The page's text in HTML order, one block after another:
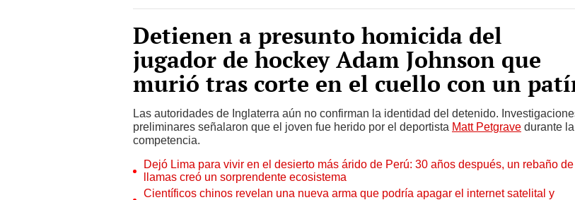
Detienen a presunto homicida del
jugador de hockey Adam Johnson que
murió tras corte en el cuello con un patín
Las autoridades de Inglaterra aún no confirman la identidad del detenido. Investigaciones
preliminares señalaron que el joven fue herido por el deportista Matt Petgravedurante la
competencia.
Dejó Lima para vivir en el desierto más árido de Perú: 30 años después, un rebaño de
llamas creó un sorprendente ecosistema
Científicos chinos revelan una nueva arma que podría apagar el internet satelital y
afectar redes como Starlink de Elon Musk